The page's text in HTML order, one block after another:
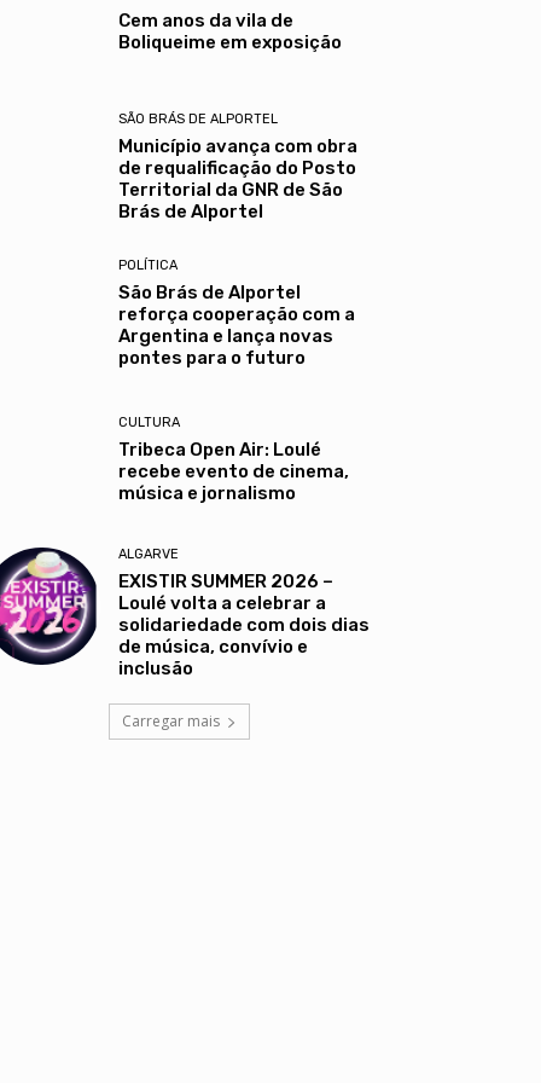
Cem anos da vila de
Boliqueime em exposição
SÃO BRÁS DE ALPORTEL
Município avança com obra
de requalificação do Posto
Territorial da GNR de São
Brás de Alportel
POLÍTICA
São Brás de Alportel
reforça cooperação com a
Argentina e lança novas
pontes para o futuro
CULTURA
Tribeca Open Air: Loulé
recebe evento de cinema,
música e jornalismo
ALGARVE
EXISTIR SUMMER 2026 –
Loulé volta a celebrar a
solidariedade com dois dias
de música, convívio e
inclusão
Carregar mais